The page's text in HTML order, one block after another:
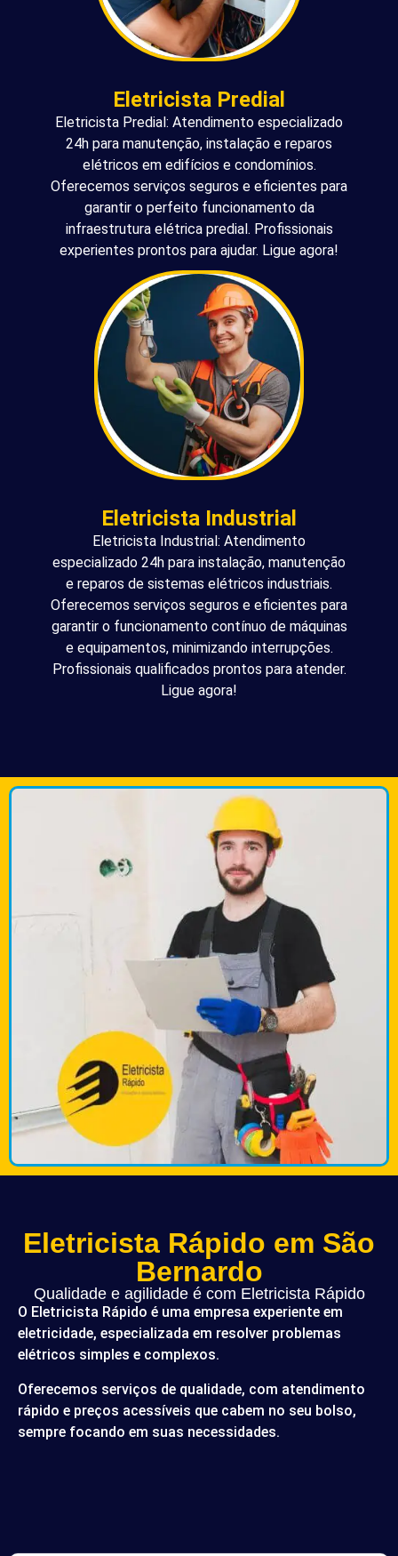
Eletricista Predial
Eletricista Predial: Atendimento especializado
24h para manutenção, instalação e reparos
elétricos em edifícios e condomínios.
Oferecemos serviços seguros e eficientes para
garantir o perfeito funcionamento da
infraestrutura elétrica predial. Profissionais
experientes prontos para ajudar. Ligue agora!
Eletricista Industrial
Eletricista Industrial: Atendimento
especializado 24h para instalação, manutenção
e reparos de sistemas elétricos industriais.
Oferecemos serviços seguros e eficientes para
garantir o funcionamento contínuo de máquinas
e equipamentos, minimizando interrupções.
Profissionais qualificados prontos para atender.
Ligue agora!
Eletricista Rápido em São
Bernardo
Qualidade e agilidade é com Eletricista Rápido
O Eletricista Rápido é uma empresa experiente em
eletricidade, especializada em resolver problemas
elétricos simples e complexos.
Oferecemos serviços de qualidade, com atendimento
rápido e preços acessíveis que cabem no seu bolso,
sempre focando em suas necessidades.